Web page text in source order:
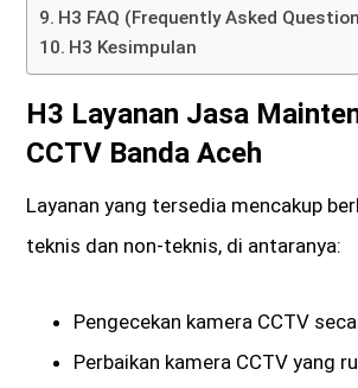
H3 FAQ (Frequently Asked
H3 Kesimpulan
H3 Layanan Jasa
CCTV Banda Aceh
Layanan yang tersedia mencakup
teknis dan non-teknis, di antaranya:
Pengecekan kamera CCTV
Perbaikan kamera CCTV yang